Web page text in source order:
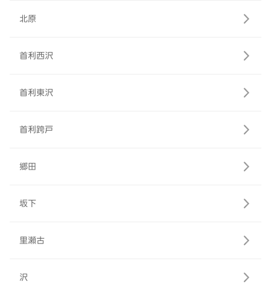
北原
首利西沢
首利東沢
首利跨戸
郷田
坂下
里瀬古
沢